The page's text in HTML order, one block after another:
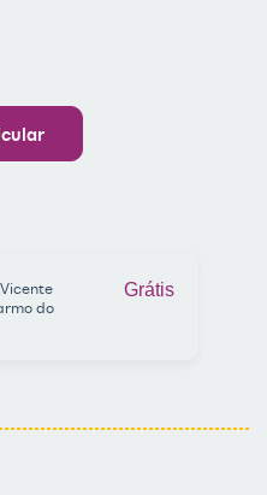
do
Grátis